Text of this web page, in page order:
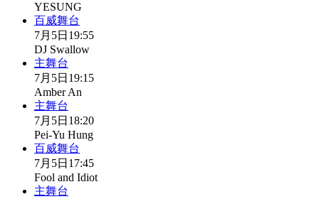
YESUNG
百威舞台
7月5日 19:55
DJ Swallow
主舞台
7月5日 19:15
Amber An
主舞台
7月5日 18:20
Pei-Yu Hung
百威舞台
7月5日 17:45
Fool and Idiot
主舞台